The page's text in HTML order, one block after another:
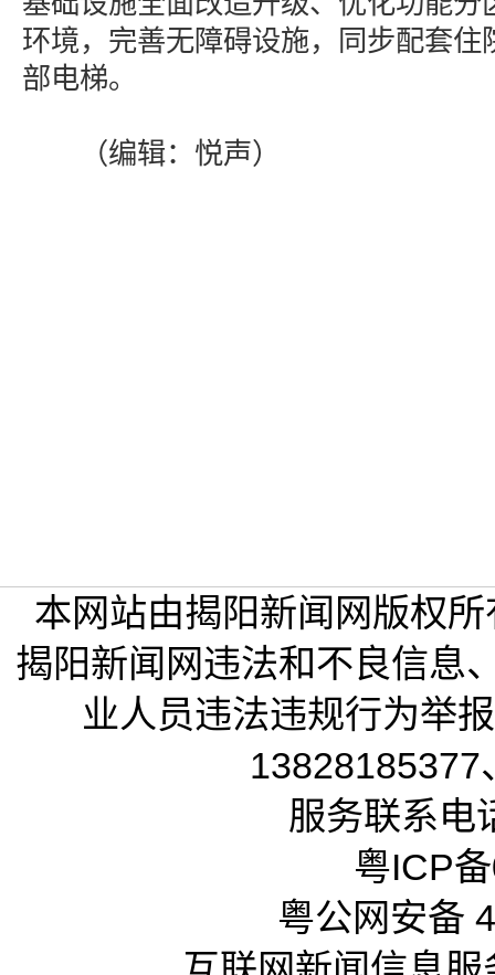
环境，完善无障碍设施，同步配套住
部电梯。
（编辑：悦声）
本网站由揭阳新闻网版权
揭阳新闻网违法和不良信息
业人员违法违规行为举
13828185377
服务联系电
粤ICP
粤公网安备